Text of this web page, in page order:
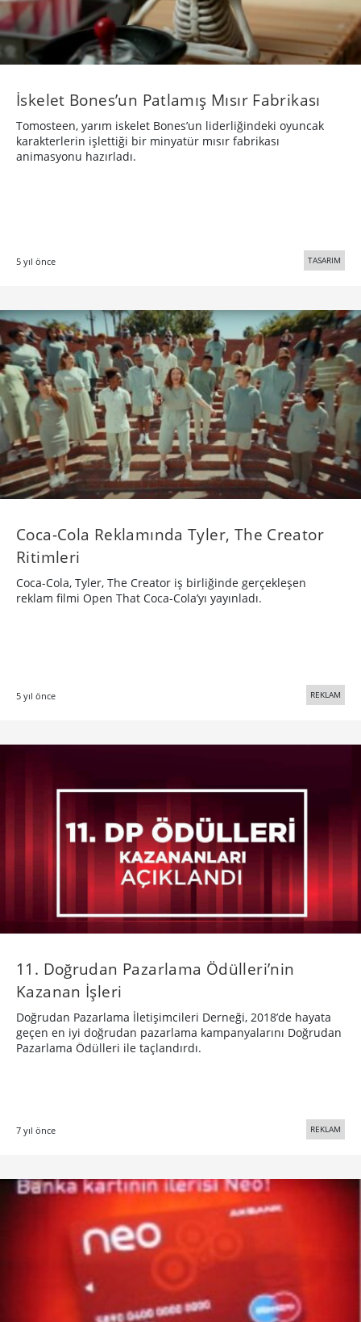
İskelet Bones’un Patlamış Mısır Fabrikası
Tomosteen, yarım iskelet Bones’un liderliğindeki oyuncak
karakterlerin işlettiği bir minyatür mısır fabrikası
animasyonu hazırladı.
5 yıl önce TASARIM
Coca-Cola Reklamında Tyler, The Creator
Ritimleri
Coca-Cola, Tyler, The Creator iş birliğinde gerçekleşen
reklam filmi Open That Coca-Cola’yı yayınladı.
5 yıl önce REKLAM
11. Doğrudan Pazarlama Ödülleri’nin
Kazanan İşleri
Doğrudan Pazarlama İletişimcileri Derneği, 2018’de hayata
geçen en iyi doğrudan pazarlama kampanyalarını Doğrudan
Pazarlama Ödülleri ile taçlandırdı.
7 yıl önce REKLAM